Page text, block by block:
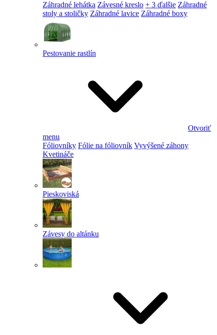
Záhradné lehátka Závesné kreslo + 3 ďalšie Záhradné
stoly a stoličky Záhradné lavice Záhradné boxy
Pestovanie rastlín
Otvoriť
menu
Fóliovníky Fólie na fóliovník Vyvýšené záhony
Kvetináče
Pieskoviská
Závesy do altánku